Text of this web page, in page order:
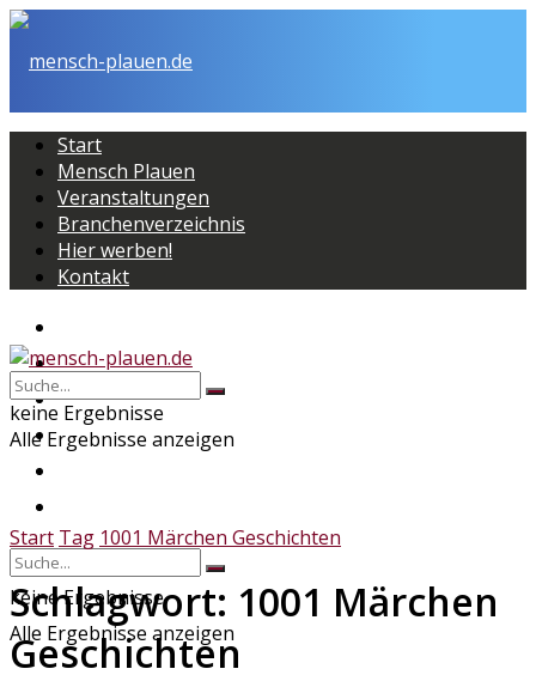
Start
Mensch Plauen
Veranstaltungen
Branchenverzeichnis
Hier werben!
Kontakt
Mensch Plauen
Veranstaltungen
Branchenverzeichnis
keine Ergebnisse
Alle Ergebnisse anzeigen
keine Ergebnisse
Alle Ergebnisse anzeigen
Start Tag 1001 Märchen Geschichten
Schlagwort: 1001 Märchen
Geschichten